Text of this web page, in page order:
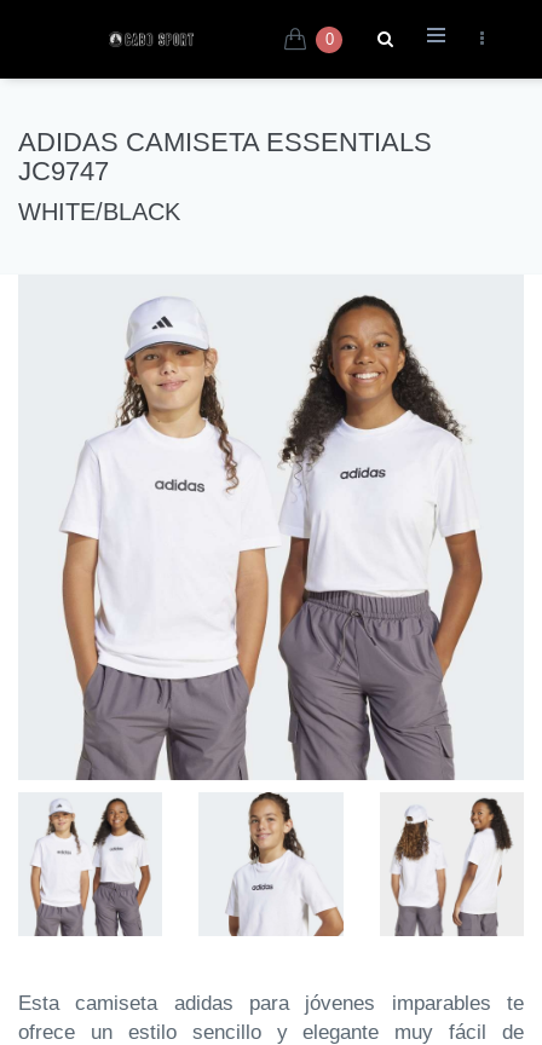
0
ADIDAS CAMISETA ESSENTIALS
JC9747
WHITE/BLACK
Esta camiseta adidas para jóvenes imparables te
ofrece un estilo sencillo y elegante muy fácil de